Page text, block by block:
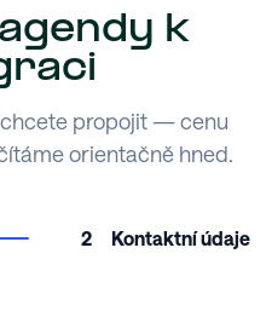
k
propojit — cenu
orientačně hned.
2 Kontaktní údaje